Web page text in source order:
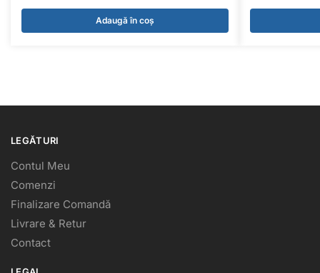
Adaugă în coș
LEGĂTURI
Contul Meu
Comenzi
Finalizare Comandă
Livrare & Retur
Contact